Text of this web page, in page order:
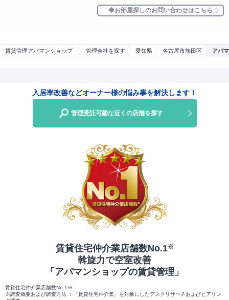
賃貸管理アパマンショップ 管理会社を探す 愛知県 名古屋市熱田区 アパ
お部屋探しのお問い合わせはこちら
入居率改善などオーナー様の悩み事を解決します！
管理受託可能な近くの店舗を探す
賃貸住宅仲介業店舗数No.1※
斡旋力で空室改善
「アパマンショップの賃貸管理」
賃貸住宅仲介業店舗数No.1※
※調査概要および調査方法 ：「賃貸住宅仲介業」を対象にしたデスクリサーチおよびヒアリン